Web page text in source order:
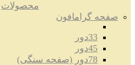
محصولات
صفحه گرامافون
33دور
45دور
78دور (صفحه سنگی)